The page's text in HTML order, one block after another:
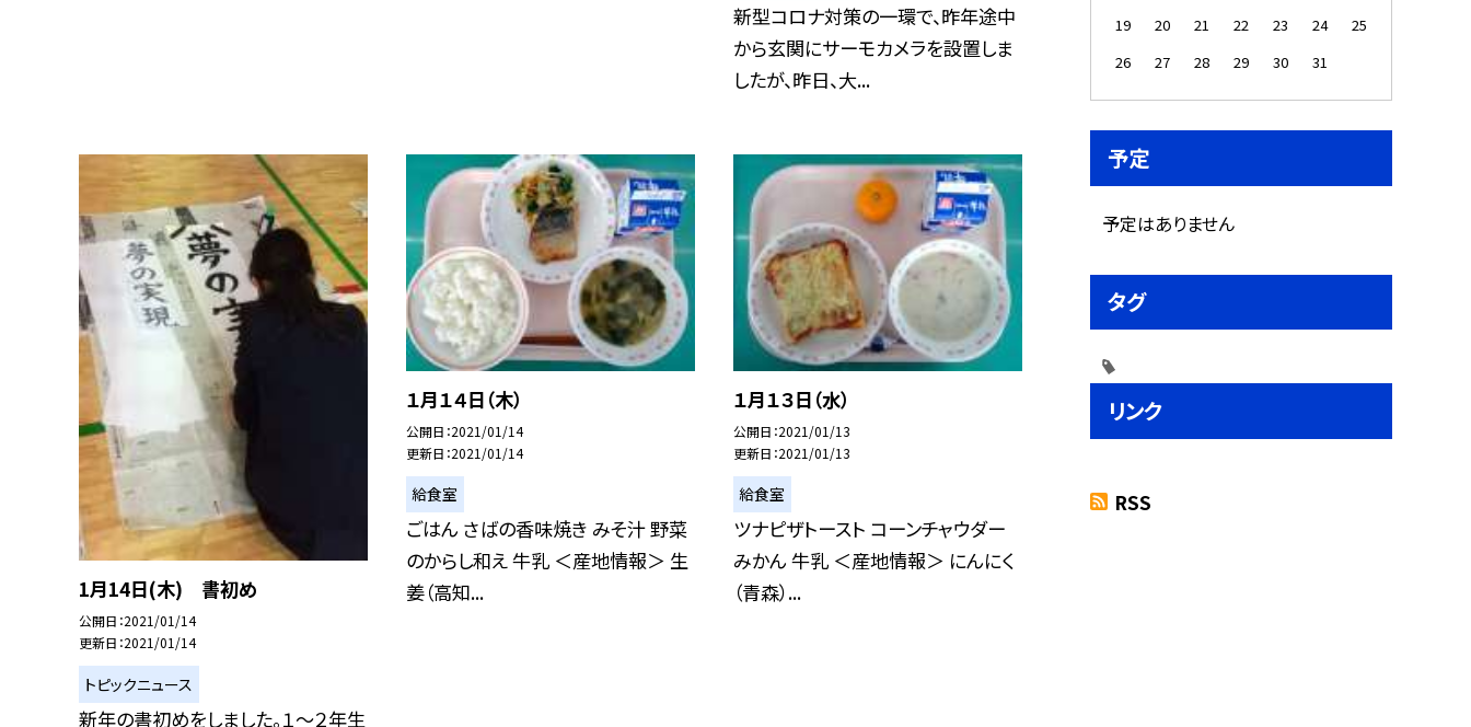
新型コロナ対策の一環で、昨年途中
から玄関にサーモカメラを設置しま
したが、昨日、大...
1月14日(木) 書初め
公開日 2021/01/14
更新日 2021/01/14
トピックニュース
新年の書初めをしました。１〜２年生
１月１４日（木）
公開日 2021/01/14
更新日 2021/01/14
給食室
ごはん さばの香味焼き みそ汁 野菜
のからし和え 牛乳 ＜産地情報＞ 生
姜（高知...
１月１３日（水）
公開日 2021/01/13
更新日 2021/01/13
給食室
ツナピザトースト コーンチャウダー
みかん 牛乳 ＜産地情報＞ にんにく
（青森）...
19
20 21 22 23 24
25
26
27 28 29 30 31
予定
予定はありません
タグ
リンク
RSS